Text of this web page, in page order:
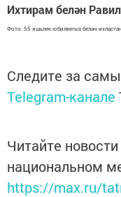
Ихтирам белән
Фото: 55 яшьлек юбилеегыз белән
Следите за
Telegram-канале
Читайте
национальном
https://max.ru/